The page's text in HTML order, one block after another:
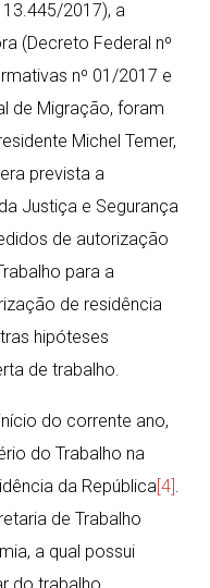
13.445/2017), a
(Decreto Federal nº
nº 01/2017 e
de Migração, foram
Michel Temer,
prevista a
Justiça e Segurança
de autorização
para a
de residência
hipóteses
de trabalho.
do corrente ano,
do Trabalho na
da República[4].
de Trabalho
a qual possui